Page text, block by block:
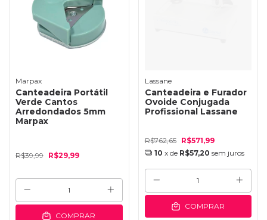
Marpax
Canteadeira Portátil
Verde Cantos
Arredondados 5mm
Marpax
R$39,99 R$29,99
COMPRAR
Lassane
Canteadeira e Furador
Ovoide Conjugada
Profissional Lassane
R$762,65
R$571,99
10 x de R$57,20 sem juros
COMPRAR